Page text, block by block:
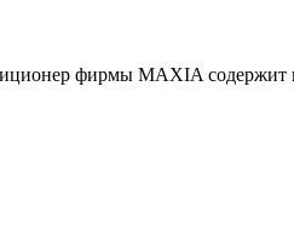
фирмы MAXIA содержит